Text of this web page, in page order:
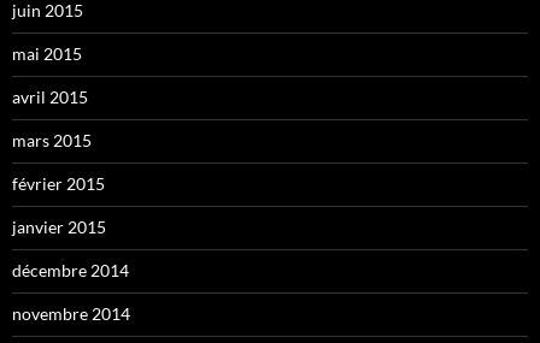
juin 2015
mai 2015
avril 2015
mars 2015
février 2015
janvier 2015
décembre 2014
novembre 2014